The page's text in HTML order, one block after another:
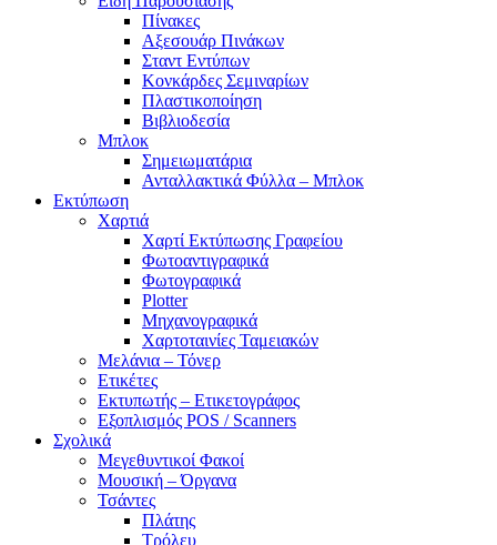
Πίνακες
Αξεσουάρ Πινάκων
Σταντ Εντύπων
Κονκάρδες Σεμιναρίων
Πλαστικοποίηση
Βιβλιοδεσία
Μπλοκ
Σημειωματάρια
Ανταλλακτικά Φύλλα – Μπλοκ
Εκτύπωση
Χαρτιά
Χαρτί Εκτύπωσης Γραφείου
Φωτοαντιγραφικά
Φωτογραφικά
Plotter
Μηχανογραφικά
Χαρτοταινίες Ταμειακών
Μελάνια – Τόνερ
Ετικέτες
Εκτυπωτής – Ετικετογράφος
Εξοπλισμός POS / Scanners
Σχολικά
Μεγεθυντικοί Φακοί
Μουσική – Όργανα
Τσάντες
Πλάτης
Τρόλευ